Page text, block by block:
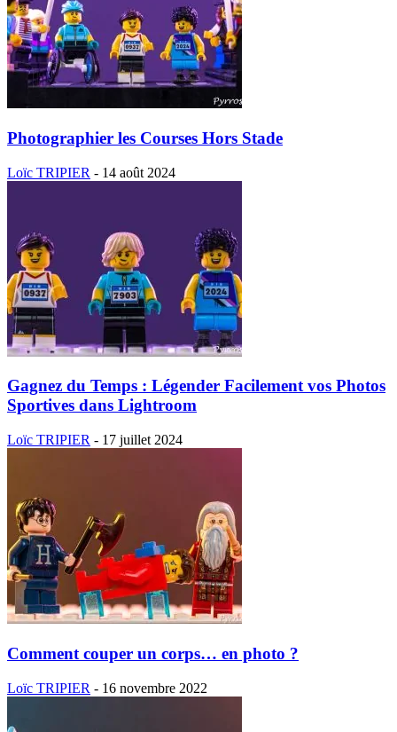
Photographier les Courses Hors Stade
Loïc TRIPIER - 14 août 2024
Gagnez du Temps : Légender Facilement vos Photos
Sportives dans Lightroom
Loïc TRIPIER - 17 juillet 2024
Comment couper un corps… en photo ?
Loïc TRIPIER - 16 novembre 2022